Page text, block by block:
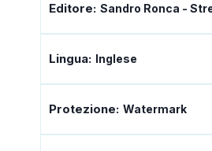
Editore: Sandro Ronca -
Lingua: Inglese
Protezione: Watermark